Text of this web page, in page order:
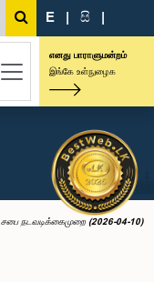
E | සි |
எனது பாராளுமன்றம்
இங்கே உள்நுழைக
சபை நடவடிக்கைமுறை (2026-04-10)